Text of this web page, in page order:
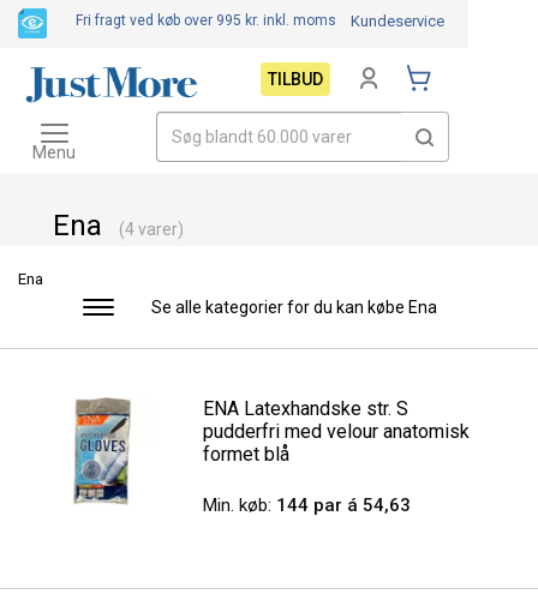
Ena (4 varer)
Ena
Se alle kategorier for du kan købe Ena
Toggle
ENA Latexhandske str. S
pudderfri med velour anatomisk
formet blå
Min. køb: 144 par á 54,63
Fri fragt ved køb over 995 kr. inkl. moms Kundeservice
TILBUD
Toggle
navigation
Menu